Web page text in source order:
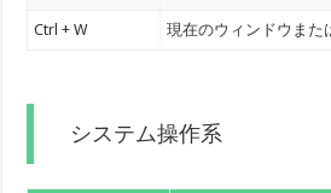
Ctrl + W 現在のウィンドウまた
システム操作系